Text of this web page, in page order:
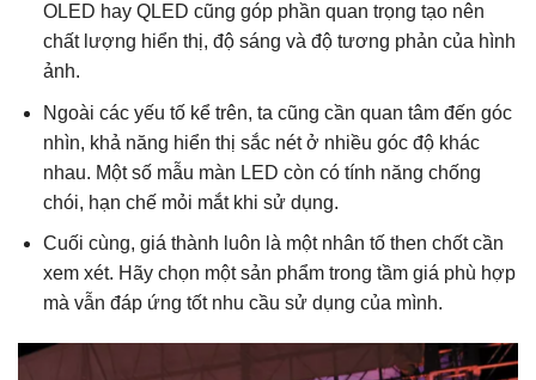
OLED hay QLED cũng góp phần quan trọng tạo nên
chất lượng hiển thị, độ sáng và độ tương phản của hình
ảnh.
Ngoài các yếu tố kể trên, ta cũng cần quan tâm đến góc
nhìn, khả năng hiển thị sắc nét ở nhiều góc độ khác
nhau. Một số mẫu màn LED còn có tính năng chống
chói, hạn chế mỏi mắt khi sử dụng.
Cuối cùng, giá thành luôn là một nhân tố then chốt cần
xem xét. Hãy chọn một sản phẩm trong tầm giá phù hợp
mà vẫn đáp ứng tốt nhu cầu sử dụng của mình.